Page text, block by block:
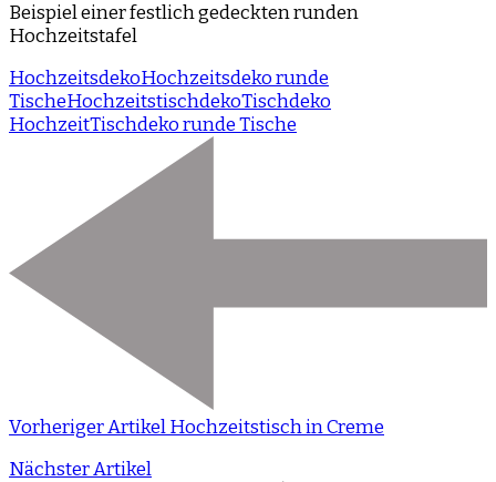
Beispiel einer festlich gedeckten runden
Hochzeitstafel
HochzeitsdekoHochzeitsdeko runde
TischeHochzeitstischdekoTischdeko
HochzeitTischdeko runde Tische
Vorheriger ArtikelHochzeitstisch in Creme
Nächster Artikel